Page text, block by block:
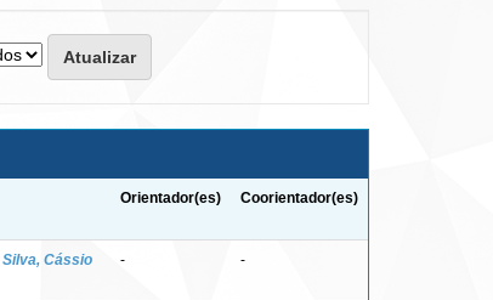
Orientador(es) Coorientador(es)
Silva, Cássio
- -